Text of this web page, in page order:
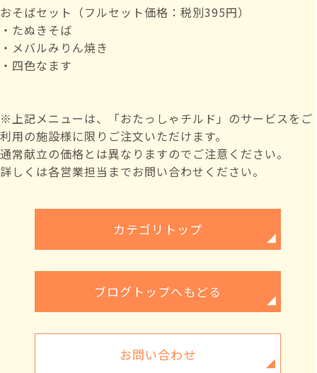
おそばセット（フルセット価格：税別395円）
・たぬきそば
・メバルみりん焼き
・四色なます
※上記メニューは、「おたっしゃチルド」のサービスをご
利用の施設様に限りご注文いただけます。
通常献立の価格とは異なりますのでご注意ください。
詳しくは各営業担当までお問い合わせください。
カテゴリトップ
ブログトップへもどる
お問い合わせ